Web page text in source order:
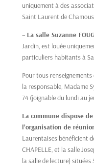
uniquement à des
Saint Laurent de
– La salle Suzanne
Jardin, est louée
particuliers habitants à
Pour tous
la responsable, Madame
74 (joignable du lundi au
La commune dispose
l’organisation de
Laurentaises bénéficient
CHAPELLE, et la salle
la salle de lecture) situées